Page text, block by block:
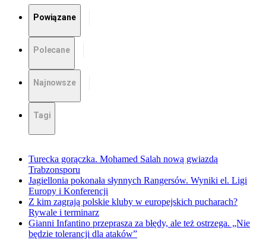
Powiązane
Polecane
Najnowsze
Tagi
Turecka gorączka. Mohamed Salah nową gwiazdą
Trabzonsporu
Jagiellonia pokonała słynnych Rangersów. Wyniki el. Ligi
Europy i Konferencji
Z kim zagrają polskie kluby w europejskich pucharach?
Rywale i terminarz
Gianni Infantino przeprasza za błędy, ale też ostrzega. „Nie
będzie tolerancji dla ataków”